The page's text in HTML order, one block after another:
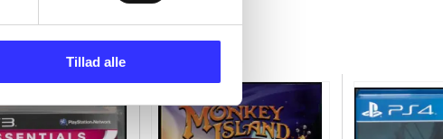
Tillad alle